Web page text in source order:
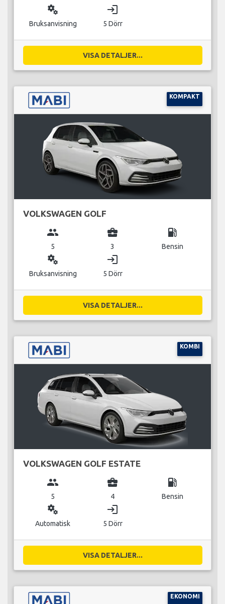
miscellaneous_services
Bruksanvisning
login
5 Dörr
VISA DETALJER...
KOMPAKT
VOLKSWAGEN GOLF
group
5
business_center
3
local_gas_station
Bensin
miscellaneous_services
Bruksanvisning
login
5 Dörr
VISA DETALJER...
KOMBI
VOLKSWAGEN GOLF ESTATE
group
5
business_center
4
local_gas_station
Bensin
miscellaneous_services
Automatisk
login
5 Dörr
VISA DETALJER...
EKONOMI